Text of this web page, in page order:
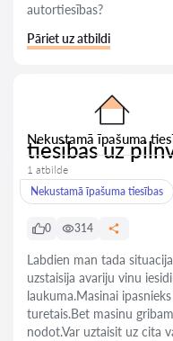
autortiesības?
Pāriet uz atbildi
Nekustamā īpašuma
tiesibas uz
1 atbilde
Nekustamā īpašuma tiesības
0 314
Labdien man tada
uzstaisija avariju vinu
laukuma.Masinai
turetais.Bet masinu
nodot.Var uztaisit uz cita